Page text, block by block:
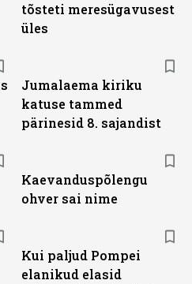
tõsteti meresügavusest
üles
Jumalaema kiriku
katuse tammed
pärinesid 8. sajandist
Kaevanduspõlengu
ohver sai nime
Kui paljud Pompei
elanikud elasid